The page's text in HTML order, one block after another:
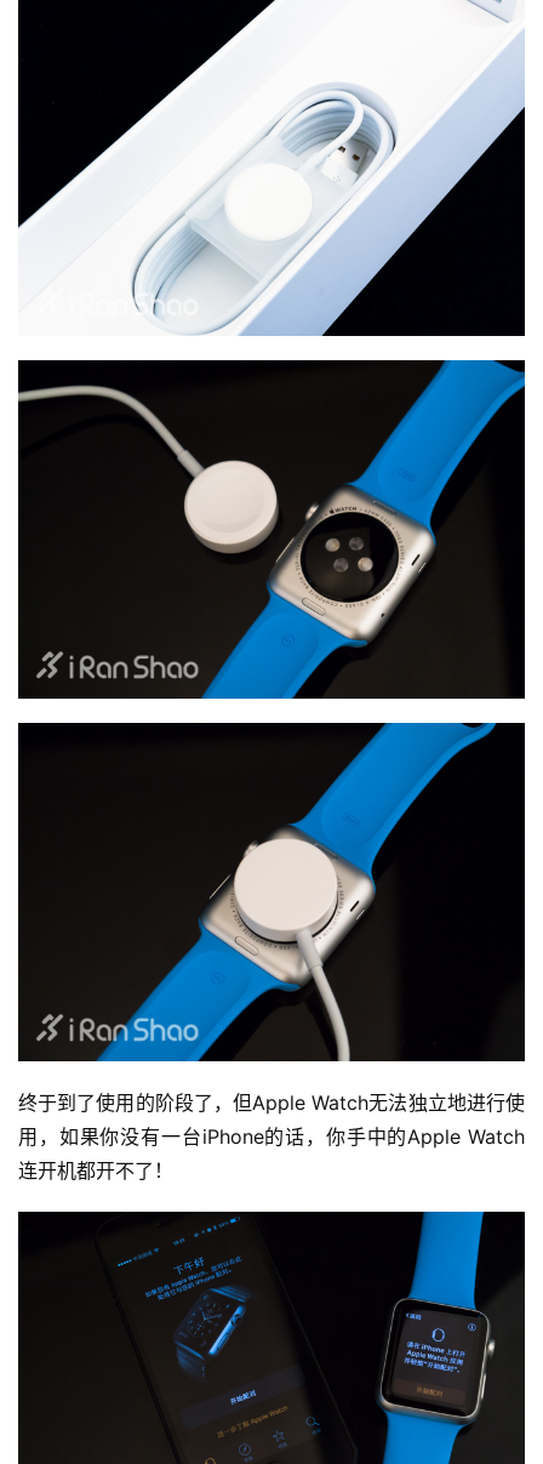
备
视
频
集
终于到了使用的阶段了，但Apple Watch无法独立地进行使
用，如果你没有一台iPhone的话，你手中的Apple Watch
连开机都开不了！